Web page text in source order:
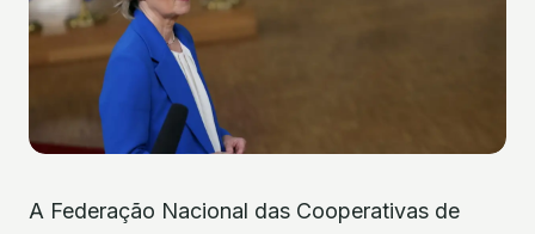
A Federação Nacional das Cooperativas de